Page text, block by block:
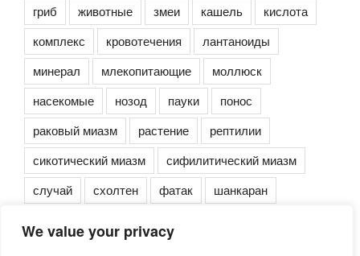
We value your privacy
гриб
животные змеи кашель
кислота
комплекс
кровотечения
лантаноиды
минерал
млекопитающие
моллюск
насекомые
нозод пауки
понос
раковый миазм
растение
рептилии
сикотический миазм
сифилитический миазм
случай
схолтен фатак шанкаран